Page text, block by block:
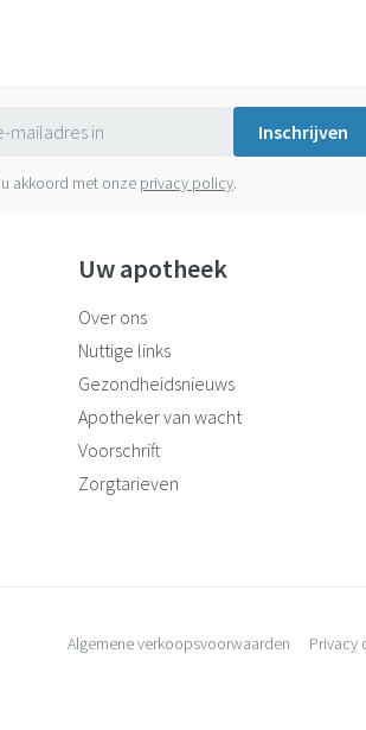
Inschrijven
akkoord met onze privacy policy.
Uw apotheek
Over ons
Nuttige links
Gezondheidsnieuws
Apotheker van wacht
Voorschrift
Zorgtarieven
Algemene verkoopsvoorwaarden Privacy